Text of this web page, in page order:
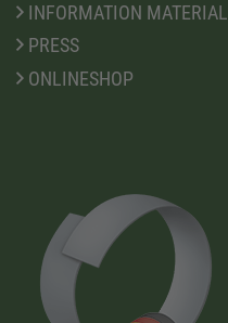
INFORMATION MATERIAL
PRESS
ONLINESHOP